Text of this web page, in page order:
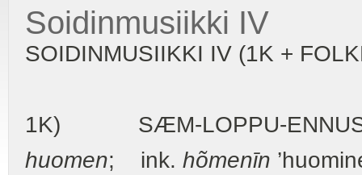
Soidinmusiikki IV
SOIDINMUSIIKKI IV (1K +
1K) SÆM-LOPPU-
huomen; ink. hõmenīn